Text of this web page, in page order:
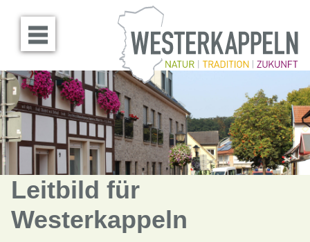
Menü öffnen
Leitbild für
Westerkappeln